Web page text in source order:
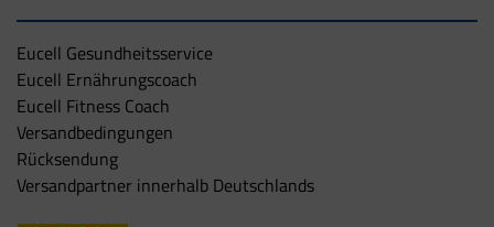
Eucell Gesundheitsservice
Eucell Ernährungscoach
Eucell Fitness Coach
Versandbedingungen
Rücksendung
Versandpartner innerhalb Deutschlands